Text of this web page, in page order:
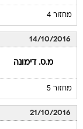
מחזור 4
14/10/2016
מ.ס. דימונה
מחזור 5
21/10/2016